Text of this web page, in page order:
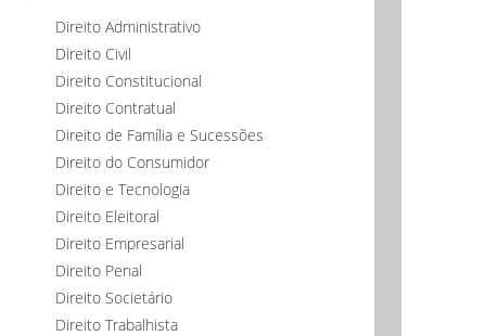
Direito Administrativo
Direito Civil
Direito Constitucional
Direito Contratual
Direito de Família e Sucessões
Direito do Consumidor
Direito e Tecnologia
Direito Eleitoral
Direito Empresarial
Direito Penal
Direito Societário
Direito Trabalhista